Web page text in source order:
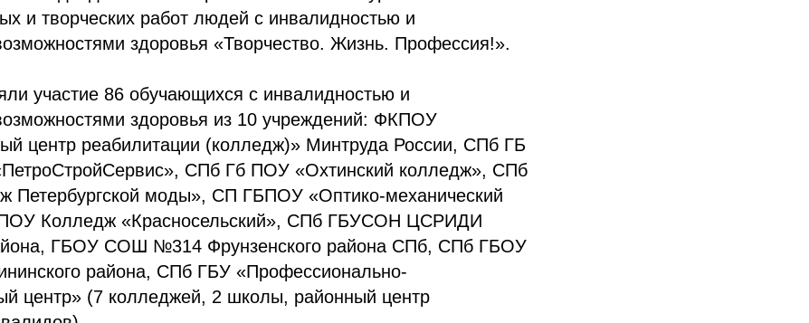
и творческих работ людей с инвалидностью и
здоровья «Творчество. Жизнь. Профессия!».
участие 86 обучающихся с инвалидностью и
здоровья из 10 учреждений: ФКПОУ
центр реабилитации (колледж)» Минтруда России, СПб ГБ
СПб Гб ПОУ «Охтинский колледж», СПб
Петербургской моды», СП ГБПОУ «Оптико-механический
Колледж «Красносельский», СПб ГБУСОН ЦСРИДИ
ГБОУ СОШ №314 Фрунзенского района СПб, СПб ГБОУ
района, СПб ГБУ «Профессионально-
центр» (7 колледжей, 2 школы, районный центр